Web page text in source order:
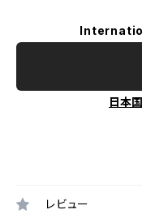
日本
レビュー